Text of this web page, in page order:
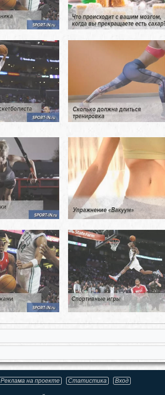
Реклама на проекте Статистика Вход